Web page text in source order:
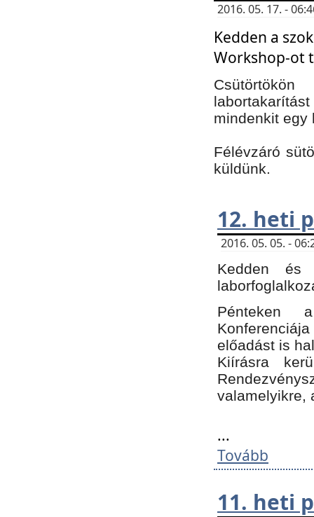
2016. 05. 17. -
Kedden a
Workshop-ot
mindenkit
Félévzáró
küldünk.
12. heti
2016. 05. 05. -
Kedden és
Pénteken
előadást is
Kiírásra
valamelyikre,
...
Tovább
11. heti